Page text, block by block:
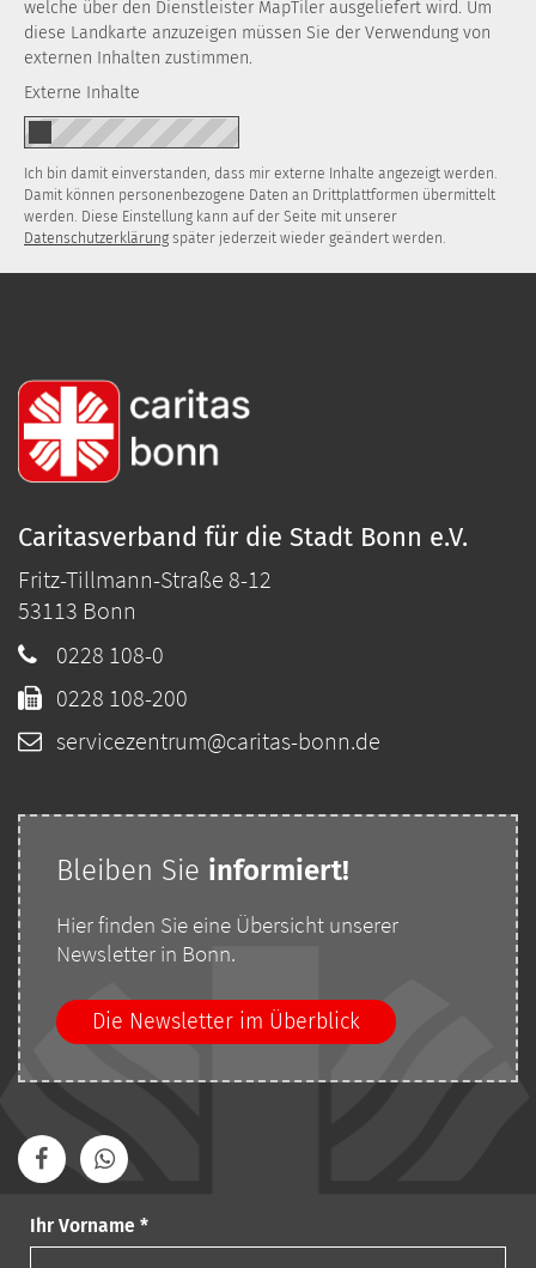
welche über den Dienstleister MapTiler ausgeliefert wird. Um
diese Landkarte anzuzeigen müssen Sie der Verwendung von
externen Inhalten zustimmen.
Externe Inhalte
Ich bin damit einverstanden, dass mir externe Inhalte angezeigt werden.
Damit können personenbezogene Daten an Drittplattformen übermittelt
werden. Diese Einstellung kann auf der Seite mit unserer
Datenschutzerklärung später jederzeit wieder geändert werden.
Ihr Vorname *
Caritasverband für die Stadt Bonn e.V.
Fritz-Tillmann-Straße 8-12
53113 Bonn
0228 108-0
0228 108-200
servicezentrum@caritas-bonn.de
Bleiben Sie informiert!
Hier finden Sie eine Übersicht unserer
Newsletter in Bonn.
Die Newsletter im Überblick